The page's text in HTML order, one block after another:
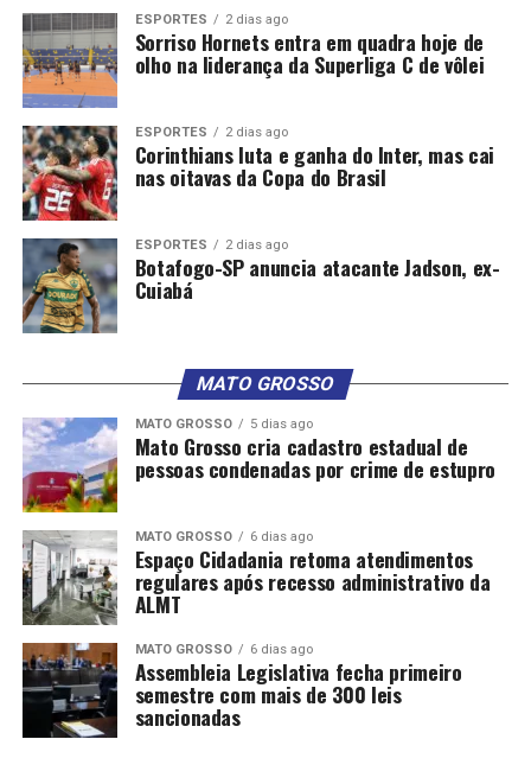
ESPORTES 2 dias ago
Sorriso Hornets entra em quadra hoje de
olho na liderança da Superliga C de vôlei
ESPORTES 2 dias ago
Corinthians luta e ganha do Inter, mas cai
nas oitavas da Copa do Brasil
ESPORTES 2 dias ago
Botafogo-SP anuncia atacante Jadson, ex-
Cuiabá
MATO GROSSO
MATO GROSSO 5 dias ago
Mato Grosso cria cadastro estadual de
pessoas condenadas por crime de estupro
MATO GROSSO 6 dias ago
Espaço Cidadania retoma atendimentos
regulares após recesso administrativo da
ALMT
MATO GROSSO 6 dias ago
Assembleia Legislativa fecha primeiro
semestre com mais de 300 leis
sancionadas